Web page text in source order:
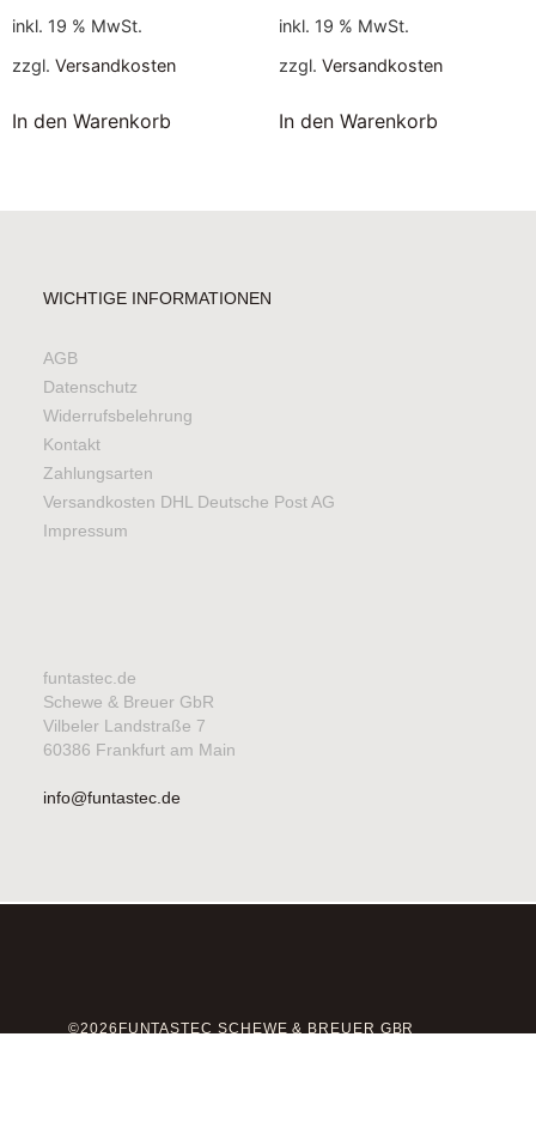
inkl. 19 % MwSt.
zzgl. Versandkosten
In den Warenkorb
inkl. 19 % MwSt.
zzgl. Versandkosten
In den Warenkorb
WICHTIGE INFORMATIONEN
AGB
Datenschutz
Widerrufsbelehrung
Kontakt
Zahlungsarten
Versandkosten DHL Deutsche Post AG
Impressum
funtastec.de
Schewe & Breuer GbR
Vilbeler Landstraße 7
60386 Frankfurt am Main
info@funtastec.de
©2026FUNTASTEC SCHEWE & BREUER GBR